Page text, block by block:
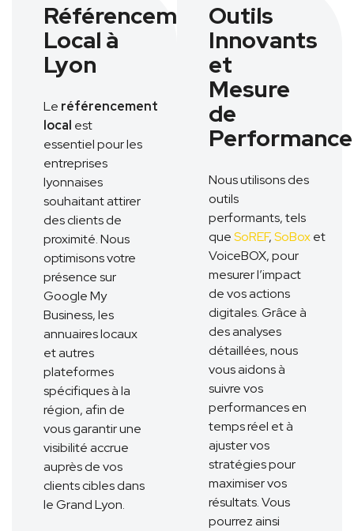
Référencement
Local à
Lyon
Le référencement
local est
essentiel pour les
entreprises
lyonnaises
souhaitant attirer
des clients de
proximité. Nous
optimisons votre
présence sur
Google My
Business, les
annuaires locaux
et autres
plateformes
spécifiques à la
région, afin de
vous garantir une
visibilité accrue
auprès de vos
clients cibles dans
le Grand Lyon.
Outils
Innovants
et
Mesure
de
Performance
Nous utilisons des
outils
performants, tels
queSoREF,SoBoxet
VoiceBOX, pour
mesurer l’impact
de vos actions
digitales. Grâce à
des analyses
détaillées, nous
vous aidons à
suivre vos
performances en
temps réel et à
ajuster vos
stratégies pour
maximiser vos
résultats. Vous
pourrez ainsi